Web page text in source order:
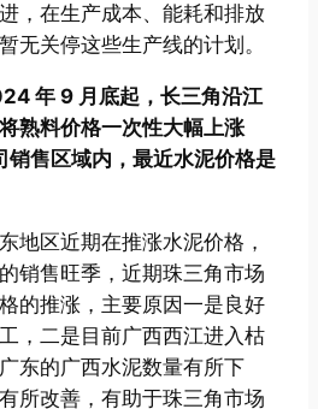
，在生产成本、能耗和排放
无关停这些生产线的计划。
年 9 月底起，长三角沿江
熟料价格一次性大幅上涨
售区域内，最近水泥价格是
地区近期在推涨水泥价格，
销售旺季，近期珠三角市场
的推涨，主要原因一是良好
，二是目前广西西江进入枯
东的广西水泥数量有所下
所改善，有助于珠三角市场